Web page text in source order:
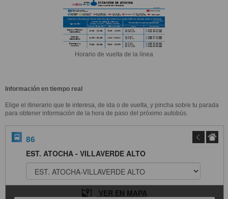
Horario de vuelta de la línea
Información en tiempo real
Elige el itinerario que te interesa, de ida o de vuelta, y pincha sobre tu parada
para obtener información de la hora de paso del próximo autobús.